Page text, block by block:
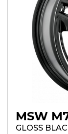
MSW
GLOSS